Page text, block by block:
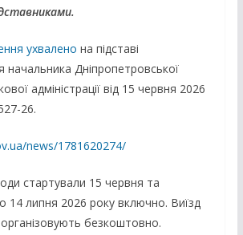
ухвалено на підставі
Дніпропетровської
адміністрації від 15 червня 2026
26.
news/1781620274/
стартували 15 червня та
14 липня 2026 року включно. Виїзд
безкоштовно.